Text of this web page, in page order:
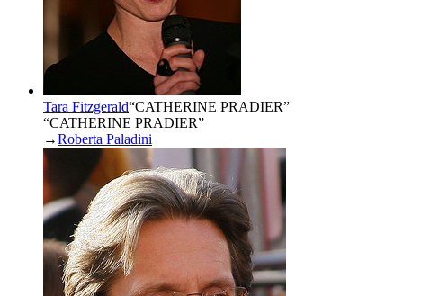
Tara Fitzgerald“CATHERINE PRADIER”
“CATHERINE PRADIER”
→Roberta Paladini